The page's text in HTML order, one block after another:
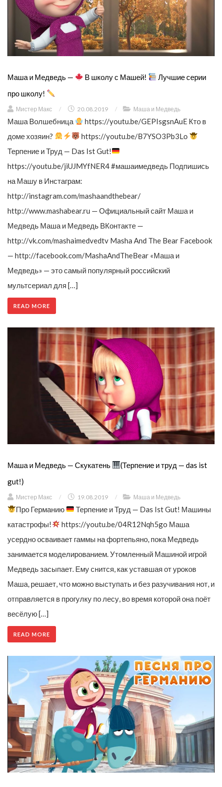
Маша и Медведь — В школу с Машей!
Лучшие серии
про школу!
Мистер Макс / 20.08.2019 / Маша и Медведь
Маша Волшебница
https://youtu.be/GEPIsgsnAuE Кто в
доме хозяин?
https://youtu.be/B7YSO3Pb3Lo
Терпение и Труд — Das Ist Gut!
https://youtu.be/jiUJMYfNER4 #машаимедведь Подпишись
на Машу в Инстаграм:
http://instagram.com/mashaandthebear/
http://www.mashabear.ru — Официальный сайт Маша и
Медведь Маша и Медведь ВКонтакте —
http://vk.com/mashaimedvedtv Masha And The Bear Facebook
— http://facebook.com/MashaAndTheBear «Маша и
Медведь» — это самый популярный российский
мультсериал для […]
READ MORE
Маша и Медведь — Скукатень
(Терпение и труд — das ist
gut!)
Мистер Макс / 19.08.2019 / Маша и Медведь
Про Германию
Терпение и Труд — Das Ist Gut! Машины
катастрофы!
https://youtu.be/04R12Nqh5go Маша
усердно осваивает гаммы на фортепьяно, пока Медведь
занимается моделированием. Утомленный Машиной игрой
Медведь засыпает. Ему снится, как уставшая от уроков
Маша, решает, что можно выступать и без разучивания нот, и
отправляется в прогулку по лесу, во время которой она поёт
весёлую […]
READ MORE